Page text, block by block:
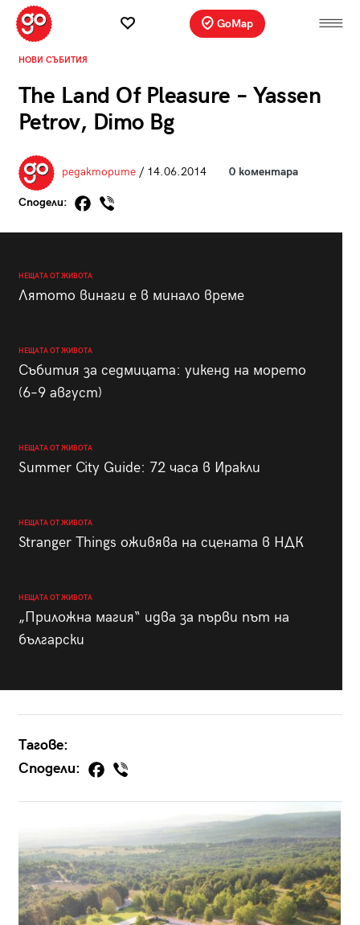
GoMap
НОВИ СЪБИТИЯ
The Land Of Pleasure – Yassen
Petrov, Dimo Bg
редакторите/ 14.06.2014 0 коментара
Сподели:
НЕЩАТА ОТ ЖИВОТА
Лятото винаги е в минало време
НЕЩАТА ОТ ЖИВОТА
Събития за седмицата: уикенд на морето
(6–9 август)
НЕЩАТА ОТ ЖИВОТА
Summer City Guide: 72 часа в Иракли
НЕЩАТА ОТ ЖИВОТА
Stranger Things оживява на сцената в НДК
НЕЩАТА ОТ ЖИВОТА
„Приложна магия“ идва за първи път на
български
Тагове:
Сподели: